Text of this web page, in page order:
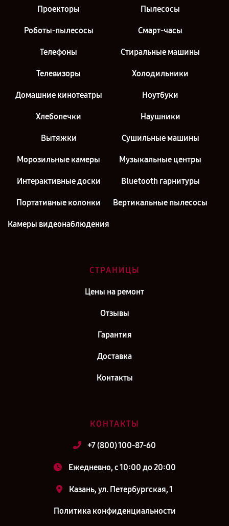
Проекторы Пылесосы
Роботы-пылесосы Смарт-часы
Телефоны Стиральные машины
Телевизоры Холодильники
Домашние кинотеатры Ноутбуки
Хлебопечки Наушники
Вытяжки Сушильные машины
Морозильные камеры Музыкальные центры
Интерактивные доски Bluetooth гарнитуры
Портативные колонки Вертикальные пылесосы
Камеры видеонаблюдения
СТРАНИЦЫ
Цены на ремонт
Отзывы
Гарантия
Доставка
Контакты
КОНТАКТЫ
+7 (800) 100-87-60
Ежедневно, с 10:00 до 20:00
Казань, ул. Петербургская, 1
Политика конфиденциальности